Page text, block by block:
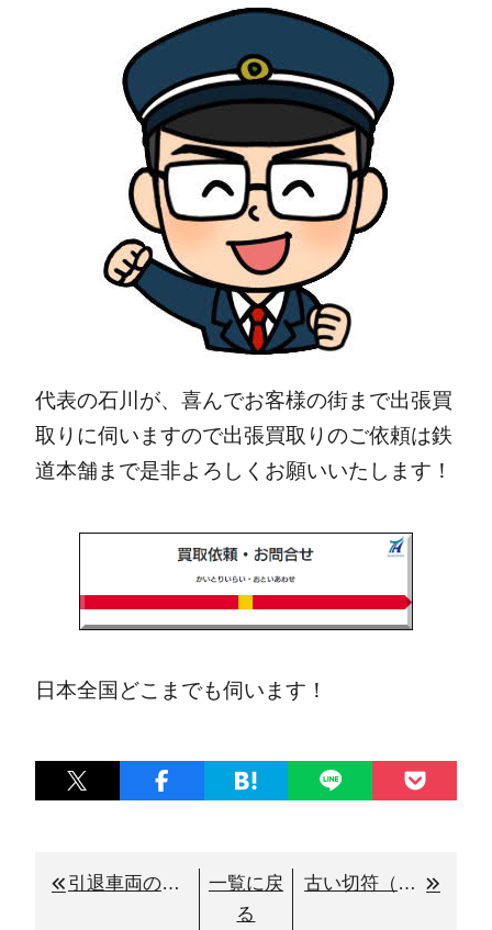
代表の石川が、喜んでお客様の街まで出張買
取りに伺いますので出張買取りのご依頼は鉄
道本舗まで是非よろしくお願いいたします！
日本全国どこまでも伺います！
引退車両の鉄道模型は買取り価格が値上がりするのか？
一覧に戻
る
古い切符（硬券）買取りの解説と珍しい硬券の特徴とは！？